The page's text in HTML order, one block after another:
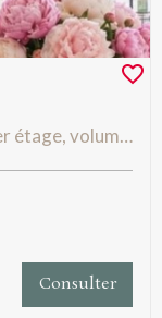
Victor-Hugo- Superbe familial dernier étage, volumes exceptionnels, vue dégagéé Tour Eiffel. Janson de Sailly
Consulter